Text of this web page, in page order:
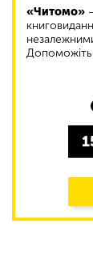
«Читомо»
Допоможіть